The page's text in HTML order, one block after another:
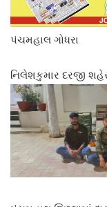
પંચમહાલ ગોધરા
નિલેશકુમાર દરજી